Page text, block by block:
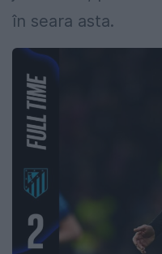
în seara asta.